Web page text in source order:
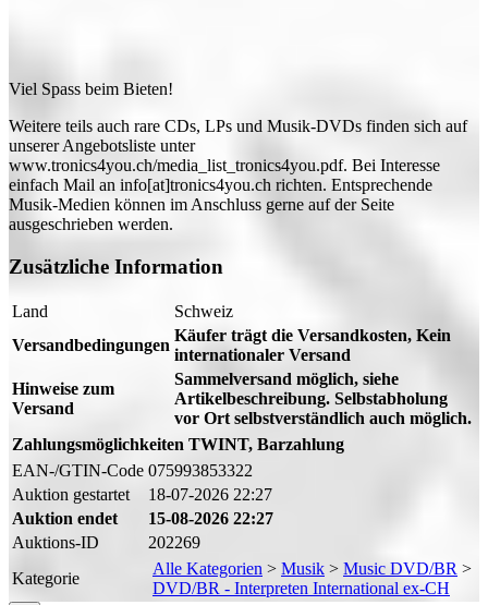
Viel Spass beim Bieten!
Weitere teils auch rare CDs, LPs und Musik-DVDs finden sich auf
unserer Angebotsliste unter
www.tronics4you.ch/media_list_tronics4you.pdf. Bei Interesse
einfach Mail an info[at]tronics4you.ch richten. Entsprechende
Musik-Medien können im Anschluss gerne auf der Seite
ausgeschrieben werden.
Zusätzliche Information
Land
Schweiz
Versandbedingungen
Käufer trägt die Versandkosten, Kein
internationaler Versand
Hinweise zum
Versand
Sammelversand möglich, siehe
Artikelbeschreibung. Selbstabholung
vor Ort selbstverständlich auch möglich.
Zahlungsmöglichkeiten TWINT, Barzahlung
EAN-/GTIN-Code 075993853322
Auktion gestartet
18-07-2026 22:27
Auktion endet
15-08-2026 22:27
Auktions-ID
202269
Kategorie
Alle Kategorien > Musik > Music DVD/BR >
DVD/BR - Interpreten International ex-CH